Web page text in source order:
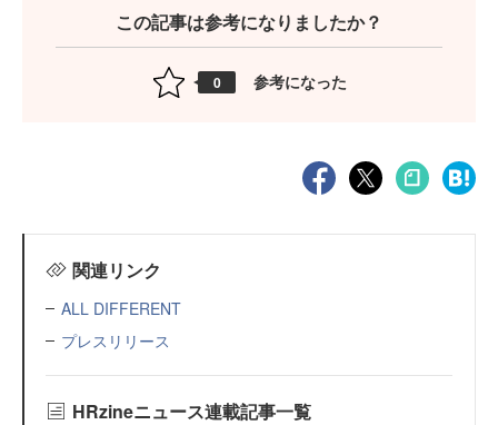
この記事は参考になりましたか？
0 参考になった
関連リンク
ALL DIFFERENT
プレスリリース
HRzineニュース連載記事一覧